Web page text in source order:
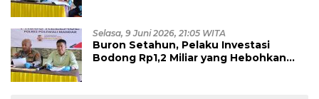
Selasa, 9 Juni 2026, 21:05 WITA
Buron Setahun, Pelaku Investasi
Bodong Rp1,2 Miliar yang Hebohkan